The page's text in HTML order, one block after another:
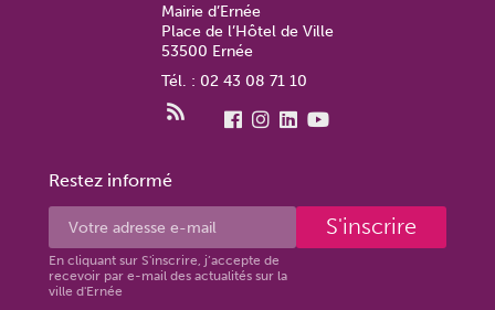
Mairie d’Ernée
Place de l’Hôtel de Ville
53500 Ernée
Tél. : 02 43 08 71 10
Restez informé
En cliquant sur S'inscrire, j’accepte de
recevoir par e-mail des actualités sur la
ville d'Ernée
S'inscrire